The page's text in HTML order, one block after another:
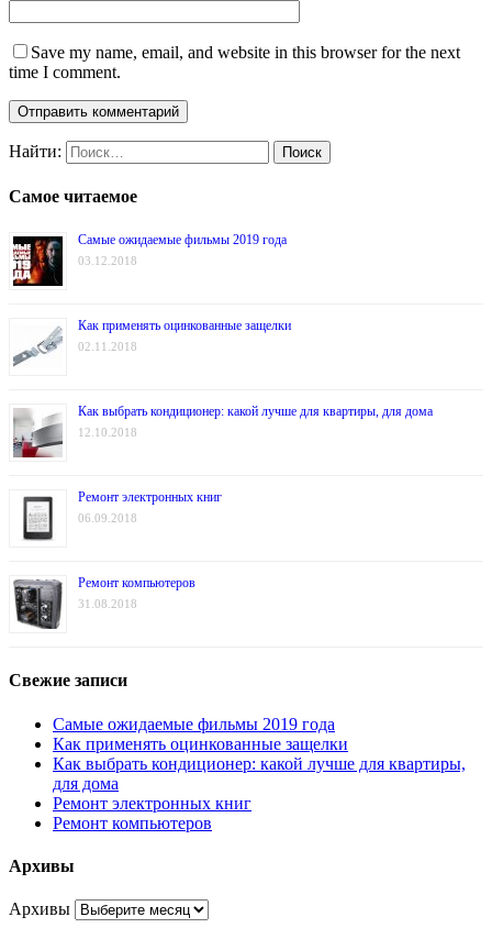
Save my name, email, and website in this browser for the next
time I comment.
Найти:
Самое читаемое
Самые ожидаемые фильмы 2019 года
03.12.2018
Как применять оцинкованные защелки
02.11.2018
Как выбрать кондиционер: какой лучше для квартиры, для дома
12.10.2018
Ремонт электронных книг
06.09.2018
Ремонт компьютеров
31.08.2018
Свежие записи
Самые ожидаемые фильмы 2019 года
Как применять оцинкованные защелки
Как выбрать кондиционер: какой лучше для квартиры,
для дома
Ремонт электронных книг
Ремонт компьютеров
Архивы
Архивы